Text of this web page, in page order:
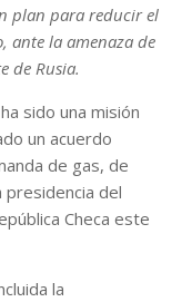
plan para reducir el
ante la amenaza de
de Rusia.
sido una misión
un acuerdo
de gas, de
presidencia del
Checa este
la